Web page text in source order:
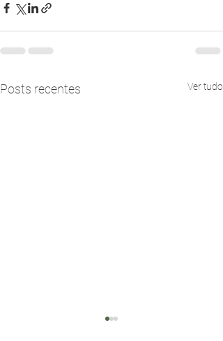
Posts recentes Ver tudo